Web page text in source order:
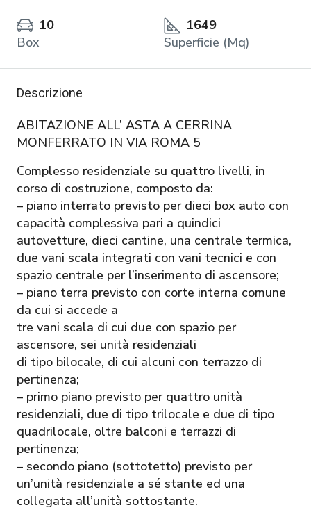
10
Box
1649
Superficie (Mq)
Descrizione
ABITAZIONE ALL’ ASTA A CERRINA
MONFERRATO IN VIA ROMA 5
Complesso residenziale su quattro livelli, in
corso di costruzione, composto da:
– piano interrato previsto per dieci box auto con
capacità complessiva pari a quindici
autovetture, dieci cantine, una centrale termica,
due vani scala integrati con vani tecnici e con
spazio centrale per l’inserimento di ascensore;
– piano terra previsto con corte interna comune
da cui si accede a
tre vani scala di cui due con spazio per
ascensore, sei unità residenziali
di tipo bilocale, di cui alcuni con terrazzo di
pertinenza;
– primo piano previsto per quattro unità
residenziali, due di tipo trilocale e due di tipo
quadrilocale, oltre balconi e terrazzi di
pertinenza;
– secondo piano (sottotetto) previsto per
un’unità residenziale a sé stante ed una
collegata all’unità sottostante.